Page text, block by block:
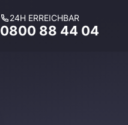
24H ERREICHBAR
0800 88 44 04